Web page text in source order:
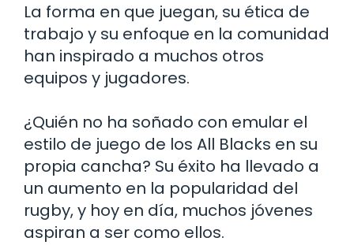
La forma en que juegan, su ética de
trabajo y su enfoque en la comunidad
han inspirado a muchos otros
equipos y jugadores.
¿Quién no ha soñado con emular el
estilo de juego de los All Blacks en su
propia cancha? Su éxito ha llevado a
un aumento en la popularidad del
rugby, y hoy en día, muchos jóvenes
aspiran a ser como ellos.